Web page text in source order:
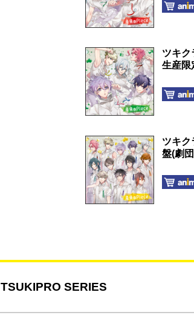
ツキク
生産限
ツキク
盤(劇
TSUKIPRO SERIES